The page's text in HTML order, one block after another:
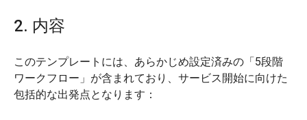
2. 内容
このテンプレートには、あらかじめ設定済みの「5段階
ワークフロー」が含まれており、サービス開始に向けた
包括的な出発点となります：